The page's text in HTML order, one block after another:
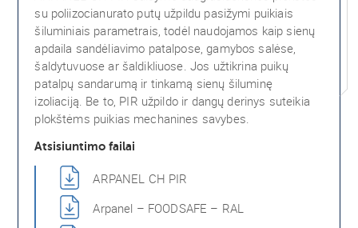
su poliizocianurato putų užpildu pasižymi puikiais
šiluminiais parametrais, todėl naudojamos kaip sienų
apdaila sandėliavimo patalpose, gamybos salėse,
šaldytuvuose ar šaldikliuose. Jos užtikrina puikų
patalpų sandarumą ir tinkamą sienų šiluminę
izoliaciją. Be to, PIR užpildo ir dangų derinys suteikia
plokštėms puikias mechanines savybes.
Atsisiuntimo failai
ARPANEL CH PIR
Arpanel – FOODSAFE – RAL